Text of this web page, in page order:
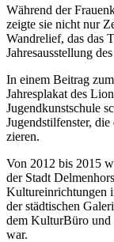
Während der
zeigte sie nicht nur
Wandrelief, das das
Jahresausstellung
In einem Beitrag
Jahresplakat des
Jugendkunstschule
Jugendstilfenster, die
zieren.
Von 2012 bis 2015
der Stadt
Kultureinrichtungen
der städtischen
dem KulturBüro und
war.